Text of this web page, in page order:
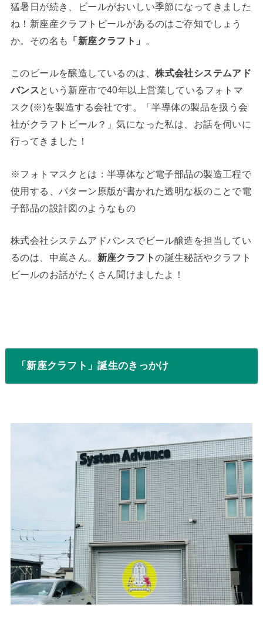
猛暑日が続き、ビールがおいしい季節になってきました
ね！新座産クラフトビールがあるのはご存知でしょう
か。その名も
「新座クラフト」 。
このビールを醸造しているのは、株式会社システムアド
バンスという新座市で40年以上営業しているフォトマ
スク(※)を製造する会社です。「半導体の製品を扱う会
社がクラフトビール？」気になった私は、お話を伺いに
行ってきました！
※フォトマスクとは：半導体など電子部品の製造工程で
使用する、パターン原版が書かれた透明な板のことで電
子部品の設計図のようなもの
株式会社システムアドバンスでビール醸造を担当してい
るのは、中嶌さん。 新座クラフトの誕生秘話やクラフト
ビールのお話がたくさん聞けましたよ！
「新座クラフト」誕生のきっかけ